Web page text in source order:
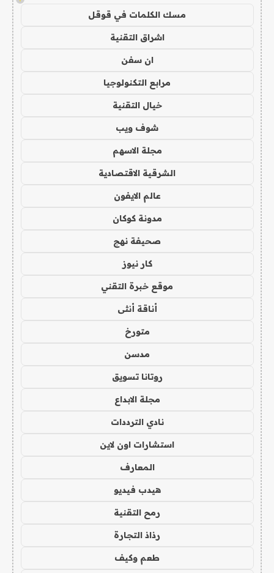
مسك الكلمات في قوقل
اشراق التقنية
ان سفن
مرابع التكنولوجيا
خيال التقنية
شوف ويب
مجلة الاسهم
الشرقية الاقتصادية
عالم الايفون
مدونة كوكان
صحيفة نهج
كار نيوز
موقع خبرة التقني
أناقة أنثى
متورخ
مدسن
روتانا تسويق
مجلة الابداع
نادي الترددات
استشارات اون لاين
المعارف
هيدب فيديو
رمح التقنية
رذاذ التجارة
طعم وكيف